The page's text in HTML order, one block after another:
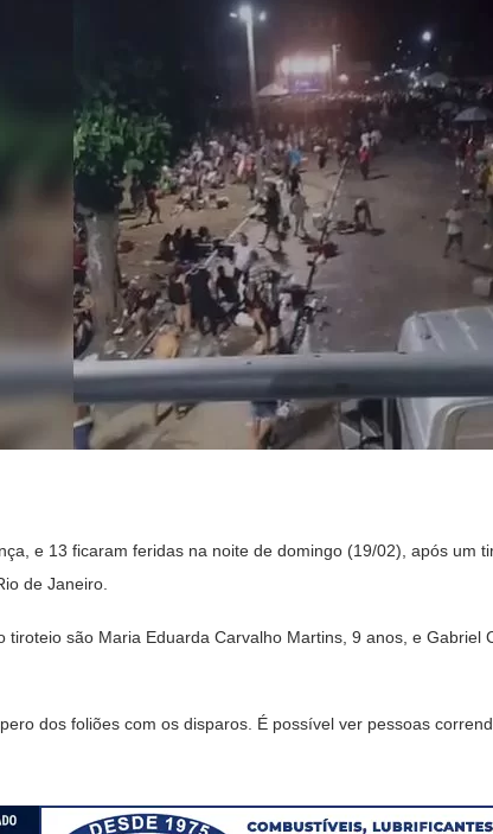
e 13 ficaram feridas na noite de domingo (19/02), após um
de Janeiro.
são Maria Eduarda Carvalho Martins, 9 anos, e Gabriel
dos foliões com os disparos. É possível ver pessoas